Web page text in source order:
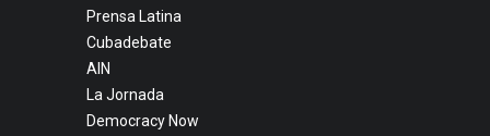
Prensa Latina
Cubadebate
AIN
La Jornada
Democracy Now